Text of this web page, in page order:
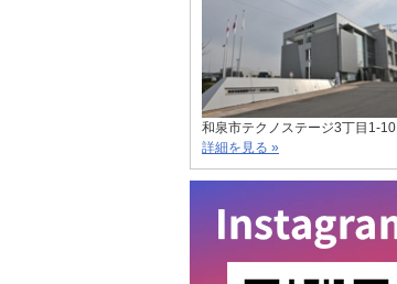
和泉市テクノステージ3丁目1-10
詳細を見る »